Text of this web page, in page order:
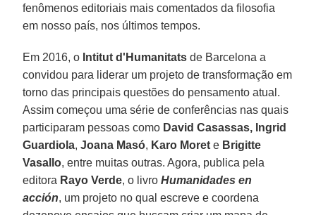
fenômenos editoriais mais comentados da filosofia
em nosso país, nos últimos tempos.
Em 2016, o Intitut d'Humanitats de Barcelona a
convidou para liderar um projeto de transformação em
torno das principais questões do pensamento atual.
Assim começou uma série de conferências nas quais
participaram pessoas como David Casassas, Ingrid
Guardiola,Joana Masó, Karo Moret e Brigitte
Vasallo, entre muitas outras. Agora, publica pela
editora Rayo Verde, o livroHumanidades en
acción, um projeto no qual escreve e coordena